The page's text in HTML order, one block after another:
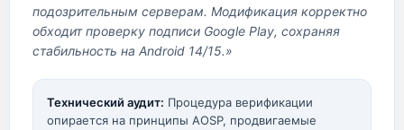
подозрительным серверам. Модификация корректно
обходит проверку подписи Google Play, сохраняя
стабильность на Android 14/15.»
Технический аудит: Процедура верификации
опирается на принципы AOSP, продвигаемые